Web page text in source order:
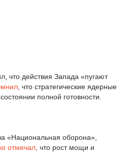
что действия Запада «пугают
, что стратегические ядерные
полной готовности.
«Национальная оборона»,
отмечал, что рост мощи и